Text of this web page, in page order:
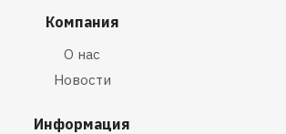
Компания
О нас
Новости
Информация